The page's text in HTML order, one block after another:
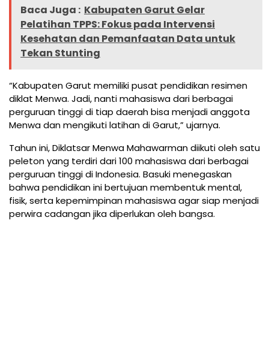
Baca Juga : Kabupaten Garut Gelar
Pelatihan TPPS: Fokus pada Intervensi
Kesehatan dan Pemanfaatan Data untuk
Tekan Stunting
“Kabupaten Garut memiliki pusat pendidikan resimen
diklat Menwa. Jadi, nanti mahasiswa dari berbagai
perguruan tinggi di tiap daerah bisa menjadi anggota
Menwa dan mengikuti latihan di Garut,” ujarnya.
Tahun ini, Diklatsar Menwa Mahawarman diikuti oleh satu
peleton yang terdiri dari 100 mahasiswa dari berbagai
perguruan tinggi di Indonesia. Basuki menegaskan
bahwa pendidikan ini bertujuan membentuk mental,
fisik, serta kepemimpinan mahasiswa agar siap menjadi
perwira cadangan jika diperlukan oleh bangsa.